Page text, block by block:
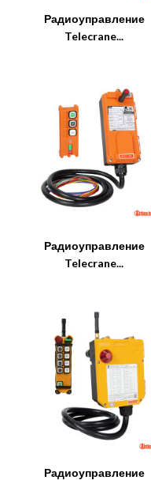
Радиоуправление
Telecrane...
Радиоуправление
Telecrane...
Радиоуправление